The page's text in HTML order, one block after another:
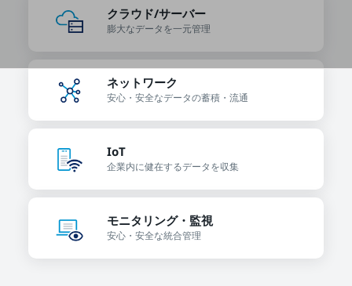
お客さまサポートサイト
SDPFナレッジセンター
クラウド/サーバー
膨大なデータを一元管理
ネットワーク
安心・安全なデータの蓄積・流通
IoT
企業内に健在するデータを収集
モニタリング・監視
安心・安全な統合管理